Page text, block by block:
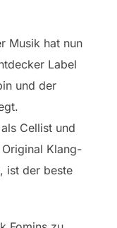
Musik hat nun
Label
und der
Cellist und
Klang-
ist der beste